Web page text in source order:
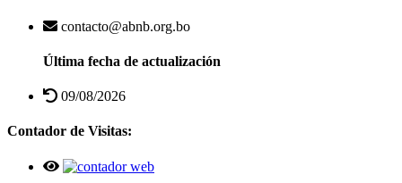
contacto@abnb.org.bo
Última fecha de actualización
09/08/2026
Contador de Visitas: